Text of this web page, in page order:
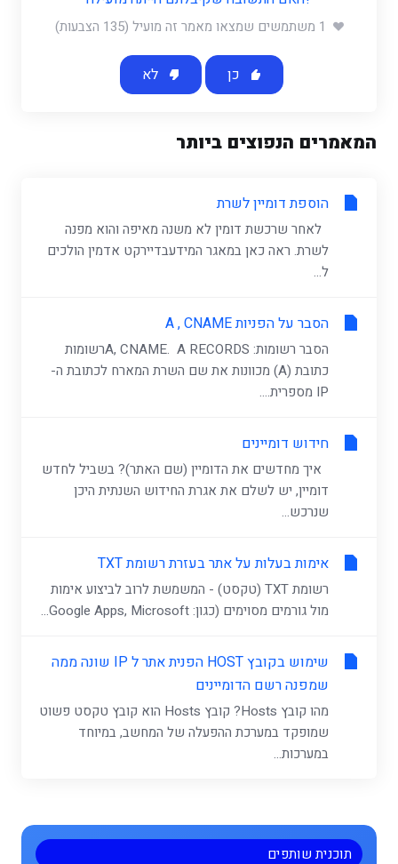
תוכנית שותפים
1 משתמשים שמצאו מאמר זה מועיל (135 הצבעות)
כן לא
המאמרים הנפוצים ביותר
הוספת דומיין לשרת
לאחר שרכשת דומין לא משנה מאיפה והוא מפנה
לשרת. ראה כאן במאגר המידעבדיירקט אדמין הולכים
ל...
הסבר על הפניות A , CNAME
הסבר רשומות: A, CNAME. A RECORDSרשומות
כתובת (A) מכוונות את שם השרת המארח לכתובת ה-
IP מספרית....
חידוש דומיינים
איך מחדשים את הדומיין (שם האתר)? בשביל לחדש
דומיין, יש לשלם את אגרת החידוש השנתית היכן
שנרכש...
אימות בעלות על אתר בעזרת רשומת TXT
רשומת TXT (טקסט) - המשמשת לרוב לביצוע אימות
מול גורמים מסוימים (כגון: Google Apps, Microsoft...
שימוש בקובץ HOST הפנית אתר ל IP שונה ממה
שמפנה רשם הדומיינים
מהו קובץ Hosts? קובץ Hosts הוא קובץ טקסט פשוט
שמופקד במערכת ההפעלה של המחשב, במיוחד
במערכות...